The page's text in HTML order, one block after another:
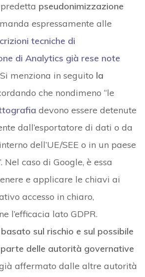
pseudonimizzazione
espressamente alle
tecniche di
di Analytics già rese note
menziona in seguito la
che nondimeno “le
devono essere detenute
dall’esportatore di dati o da
dell’UE/SEE o in un paese
Nel caso di Google, è essa
e applicare le chiavi ai
accesso in chiaro,
l’efficacia lato GDPR.
basato sul rischio e sul possibile
delle autorità governative
affermato dalle altre autorità